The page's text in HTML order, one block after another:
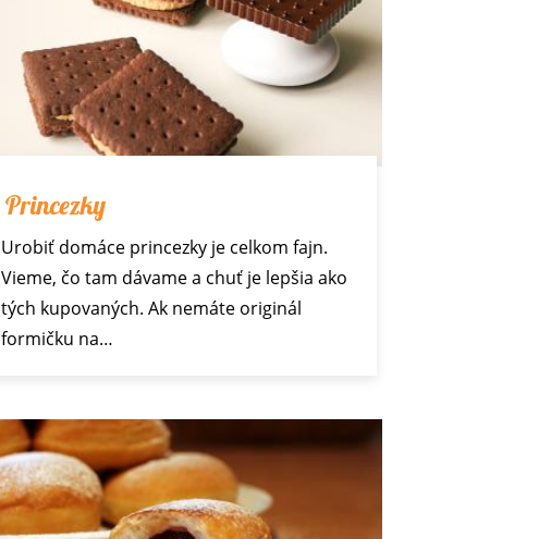
Princezky
Urobiť domáce princezky je celkom fajn.
Vieme, čo tam dávame a chuť je lepšia ako
tých kupovaných. Ak nemáte originál
formičku na…